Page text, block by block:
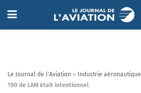
Le Journal de l'Aviation » Industrie aéronautique
190 de LAM était intentionnel